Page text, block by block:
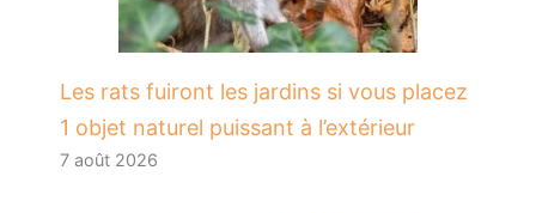
Les rats fuiront les jardins si vous placez
1 objet naturel puissant à l’extérieur
7 août 2026